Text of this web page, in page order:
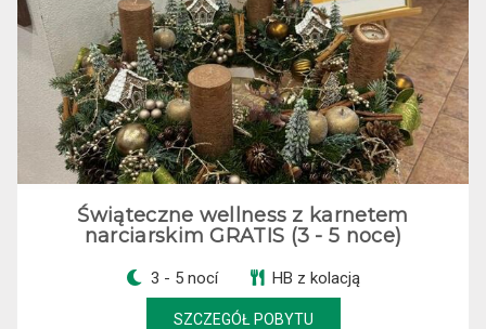
Świąteczne wellness z karnetem
narciarskim GRATIS (3 - 5 noce)
3 - 5 nocí HB z kolacją
SZCZEGÓŁ POBYTU